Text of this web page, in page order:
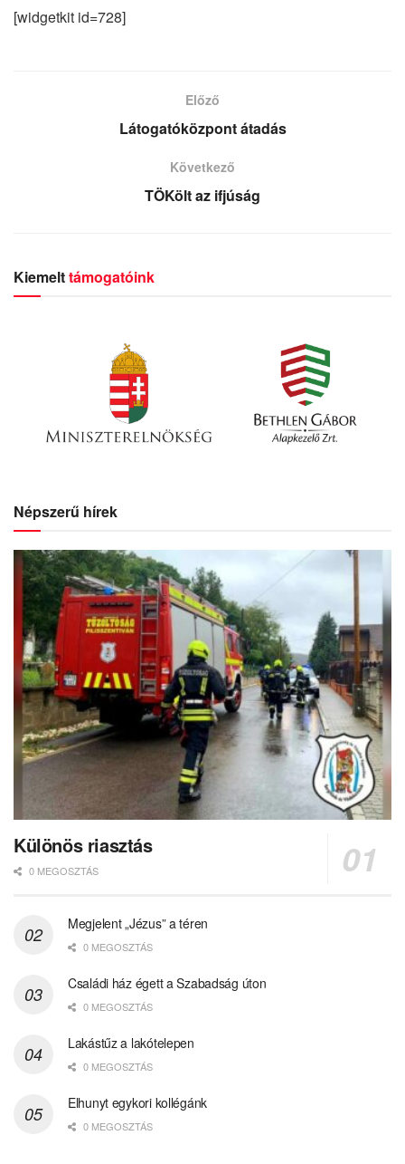
[widgetkit id=728]
Előző
Látogatóközpont átadás
Következő
TÖKölt az ifjúság
Kiemelttámogatóink
Népszerű hírek
Különös riasztás
0 MEGOSZTÁS
Megjelent „Jézus” a téren
0 MEGOSZTÁS
Családi ház égett a Szabadság úton
0 MEGOSZTÁS
Lakástűz a lakótelepen
0 MEGOSZTÁS
Elhunyt egykori kollégánk
0 MEGOSZTÁS